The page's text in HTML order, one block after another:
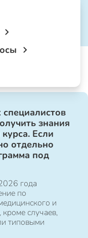
знания
Если
отдельно
под
года
по
и
случаев,
типовыми